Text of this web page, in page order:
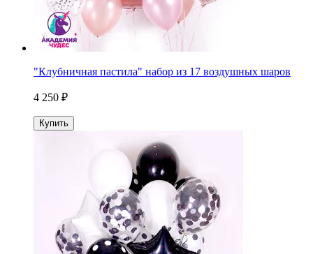
"Клубничная пастила" набор из 17 воздушных шаров
4 250 ₽
Купить